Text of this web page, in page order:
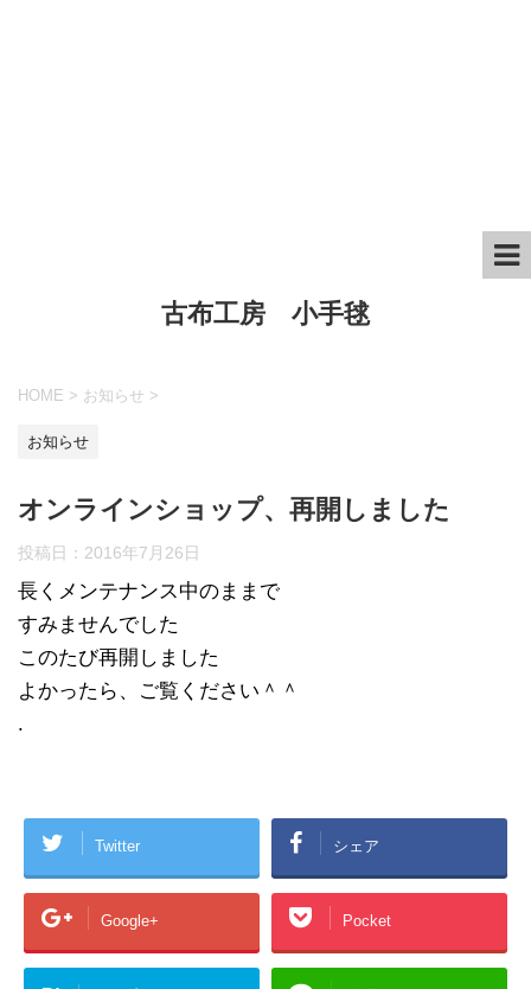
古布工房 小手毬
HOME > お知らせ >
お知らせ
オンラインショップ、再開しました
投稿日： 2016年7月26日
長くメンテナンス中のままで
すみませんでした
このたび再開しました
よかったら、ご覧ください＾＾
.
Twitter シェア
Google+ Pocket